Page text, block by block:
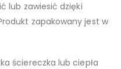
lub zawiesić dzięki
zapakowany jest w
ściereczka lub ciepła